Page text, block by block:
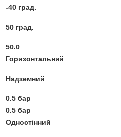
-40 град.
50 град.
50.0
Горизонтальний
Надземний
0.5 бар
0.5 бар
Одностінний